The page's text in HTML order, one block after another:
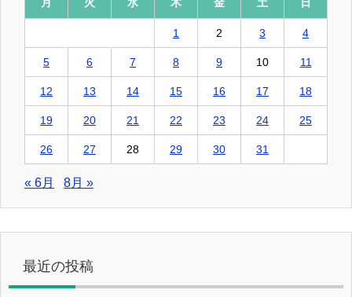
1 2 3 4
5 6 7 8 9 10 11
12 13 14 15 16 17 18
19 20 21 22 23 24 25
26 27 28 29 30 31
« 6月 8月 »
最近の投稿